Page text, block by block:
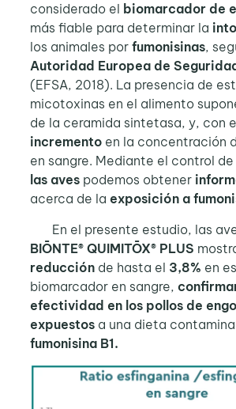
considerado el biomarcador de
más fiable para determinar la
los animales por fumonisinas,
Autoridad Europea de
(EFSA, 2018). La presencia de
micotoxinas en el alimento
de la ceramida sintetasa, y, con
incrementoen la concentración
en sangre. Mediante el control de
las avespodemos obtener
acerca de la exposición a
En el presente estudio, las
BIŌNTE® QUIMITŌX® PLUS
reducciónde hasta el 3,8% en
biomarcador en sangre,
efectividad en los pollos de
expuestos a una dieta
fumonisina B1.